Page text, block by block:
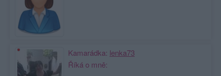
Kamarádka: lenka73
Říká o mně: